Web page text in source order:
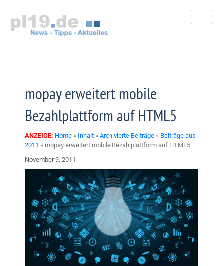
springen
mopay erweitert mobile
Bezahlplattform auf HTML5
ANZEIGE: Home » Inhalt » Archivierte Beiträge » Beiträge aus
2011 » mopay erweitert mobile Bezahlplattform auf HTML5
November 9, 2011